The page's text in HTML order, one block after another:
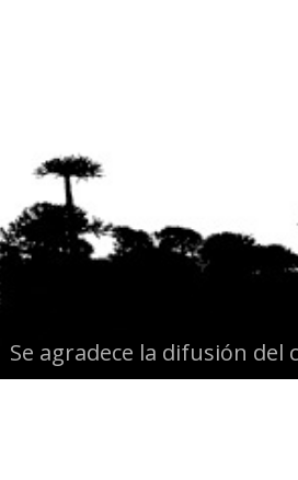
Se agradece la difusión del
la fuente